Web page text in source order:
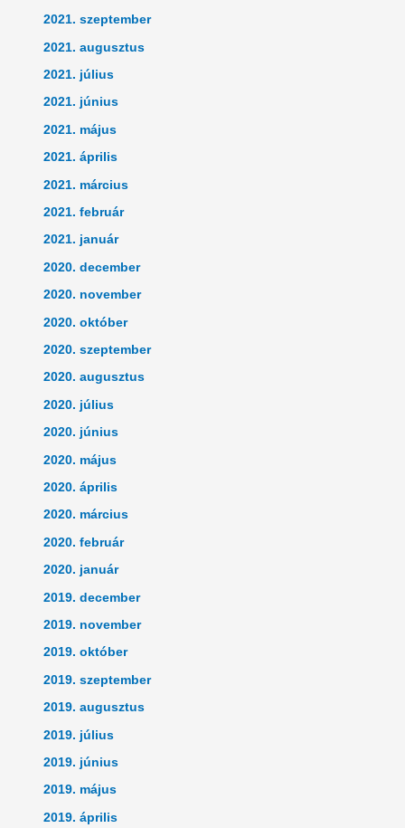
2021. szeptember
2021. augusztus
2021. július
2021. június
2021. május
2021. április
2021. március
2021. február
2021. január
2020. december
2020. november
2020. október
2020. szeptember
2020. augusztus
2020. július
2020. június
2020. május
2020. április
2020. március
2020. február
2020. január
2019. december
2019. november
2019. október
2019. szeptember
2019. augusztus
2019. július
2019. június
2019. május
2019. április